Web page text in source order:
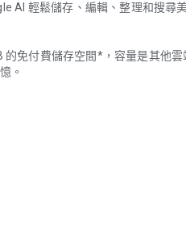
AI 輕鬆儲存、編輯、整理和搜尋
的免付費儲存空間*，容量是其他
。
不費力。舉例來說，魔術橡皮擦能
線和亮度，肖像打光功能是你的最
鬆找到相片，像是「麗麗和我在